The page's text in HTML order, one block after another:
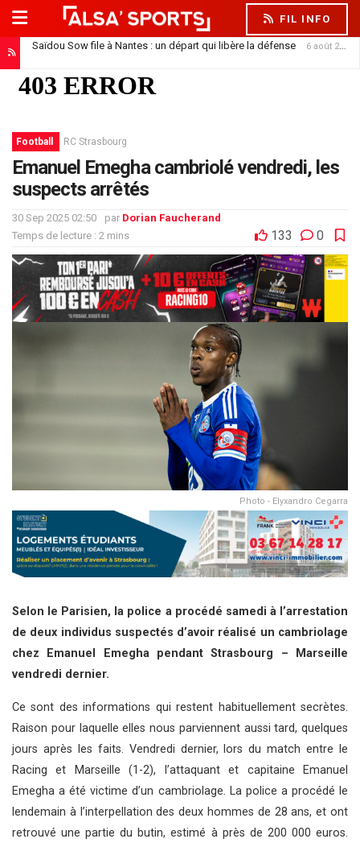
FIL INFO
Saïdou Sow file à Nantes : un départ qui libère la défense 6 août 2026
Football RC Strasbourg
Emanuel Emegha cambriolé vendredi, les
suspects arrêtés
30 Sep 2025 02:50 par Dorian Faucherand
Temps de lecture : 2 mins
133 0
Photo - Elyxandro Cegarra
Selon le Parisien, la police a procédé samedi à l’arrestation
de deux individus suspectés d’avoir réalisé un cambriolage
chez Emanuel Emegha pendant Strasbourg – Marseille
vendredi dernier.
Ce sont des informations qui restent habituellement secrètes.
Raison pour laquelle elles nous parviennent aussi tard, quelques
jours après les faits. Vendredi dernier, lors du match entre le
Racing et Marseille (1-2), l’attaquant et capitaine Emanuel
Emegha a été victime d’un cambriolage. La police a procédé le
lendemain à l’interpellation des deux hommes de 28 ans, et ont
retrouvé une partie du butin, estimé à près de 200 000 euros.